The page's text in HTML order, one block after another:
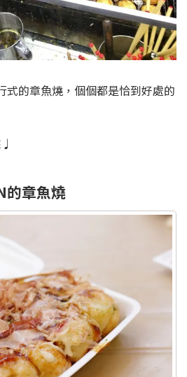
式的章魚燒，個個都是恰到好處的
的章魚燒